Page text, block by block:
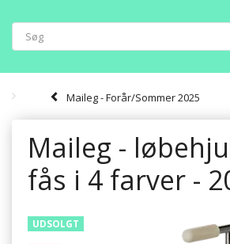
Maileg - Forår/Sommer 2025
Maileg -
fås i 4 farver -
UDSOLGT